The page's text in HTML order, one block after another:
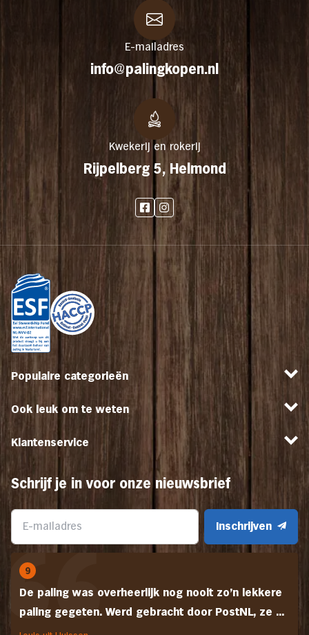
info@palingkopen.nl
E-mailadres
Rijpelberg 5, Helmond
Kwekerij en rokerij
Populaire categorieën
Ook leuk om te weten
Klantenservice
Schrijf je in voor onze nieuwsbrief
Inschrijven
9
De paling was overheerlijk nog nooit zo'n lekkere
paling gegeten. Werd gebracht door PostNL, ze ...